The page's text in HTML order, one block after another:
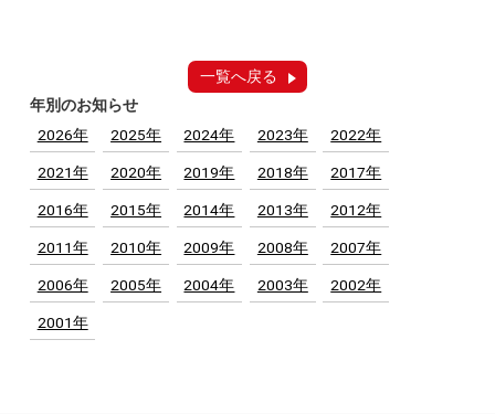
一覧へ戻る
年別のお知らせ
2026年
2025年 2024年 2023年 2022年
2021年 2020年 2019年 2018年 2017年
2016年 2015年 2014年 2013年 2012年
2011年 2010年 2009年 2008年 2007年
2006年 2005年 2004年 2003年 2002年
2001年